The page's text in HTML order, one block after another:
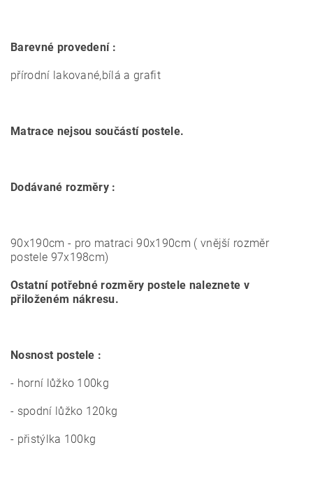
Barevné provedení :
přírodní lakované,bílá a grafit
Matrace nejsou součástí postele.
Dodávané rozměry :
90x190cm - pro matraci 90x190cm ( vnější rozměr
postele 97x198cm)
Ostatní potřebné rozměry postele naleznete v
přiloženém nákresu.
Nosnost postele :
- horní lůžko 100kg
- spodní lůžko 120kg
- přistýlka 100kg